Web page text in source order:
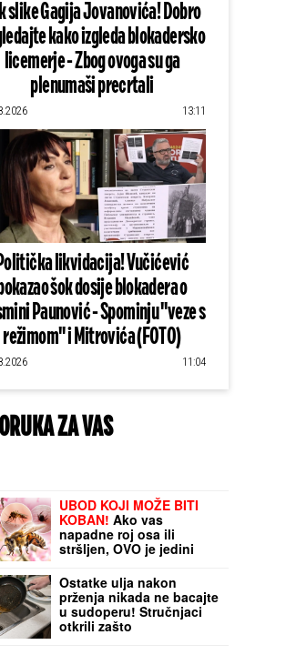
slike Gagija Jovanovića! Dobro
kako izgleda blokadersko
licemerje - Zbog ovoga su ga
plenumaši precrtali
13:11
likvidacija! Vučićević
šok dosije blokadera o
Paunović - Spominju "veze s
režimom" i Mitrovića (FOTO)
11:04
ZA VAS